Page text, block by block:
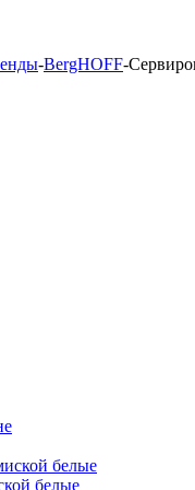
-BergHOFF-
белые